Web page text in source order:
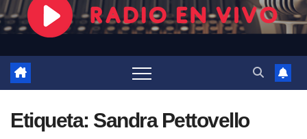
Etiqueta: Sandra Pettovello